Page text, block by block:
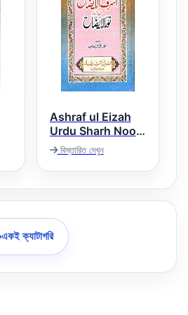
Ashraf ul Eizah
Urdu Sharh Noor
ul Eizah اشرف
الایضاح اردو شرح نور
الایضاح
বিস্তারিত দেখুন
একই ক্যাটাগরি